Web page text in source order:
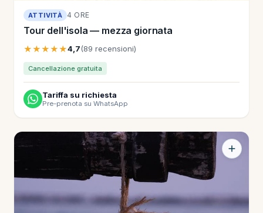
ATTIVITÀ 4 ORE
Tour dell'isola — mezza giornata
★★★★★4,7(89 recensioni)
Cancellazione gratuita
Tariffa su richiesta
Pre-prenota su WhatsApp